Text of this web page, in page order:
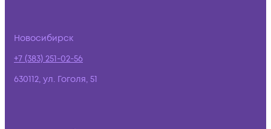
Новосибирск
+7 (383) 251-02-56
630112, ул. Гоголя, 51